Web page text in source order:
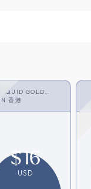
LIQUID GOLD
LIMITED
IN香港
$16
USD